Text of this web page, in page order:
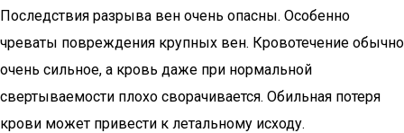
Последствия разрыва вен очень опасны. Особенно
чреваты повреждения крупных вен. Кровотечение обычно
очень сильное, а кровь даже при нормальной
свертываемости плохо сворачивается. Обильная потеря
крови может привести к летальному исходу.